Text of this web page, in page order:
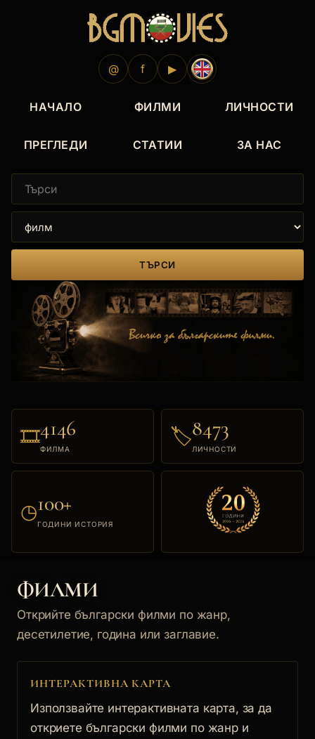
@ f ▶
НАЧАЛО ФИЛМИ ЛИЧНОСТИ
ПРЕГЛЕДИ СТАТИИ ЗА НАС
ТЪРСИ
🎞4146
ФИЛМА
🏷8473
ЛИЧНОСТИ
◷100+
ГОДИНИ ИСТОРИЯ
ФИЛМИ
Открийте български филми по жанр,
десетилетие, година или заглавие.
ИНТЕРАКТИВНА КАРТА
Използвайте интерактивната карта, за да
откриете български филми по жанр и